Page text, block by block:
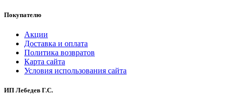
Покупателю
Акции
Доставка и оплата
Политика возвратов
Карта сайта
Условия использования сайта
ИП Лебедев Г.С.